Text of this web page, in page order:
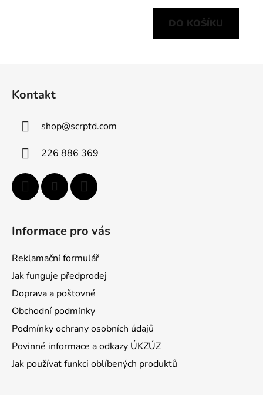
DO KOŠÍKU
Kontakt
shop@scrptd.com
226 886 369
Informace pro vás
Reklamační formulář
Jak funguje předprodej
Doprava a poštovné
Obchodní podmínky
Podmínky ochrany osobních údajů
Povinné informace a odkazy ÚKZÚZ
Jak používat funkci oblíbených produktů